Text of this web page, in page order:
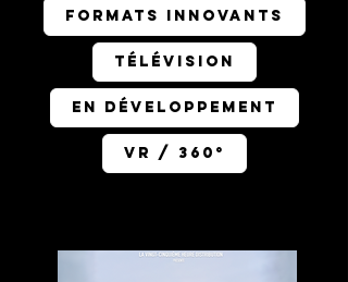
Formats innovants
Télévision
En développement
VR / 360°